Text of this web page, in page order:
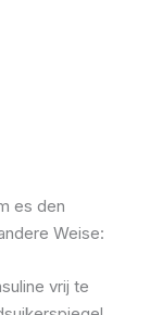
es den
Weise:
vrij te